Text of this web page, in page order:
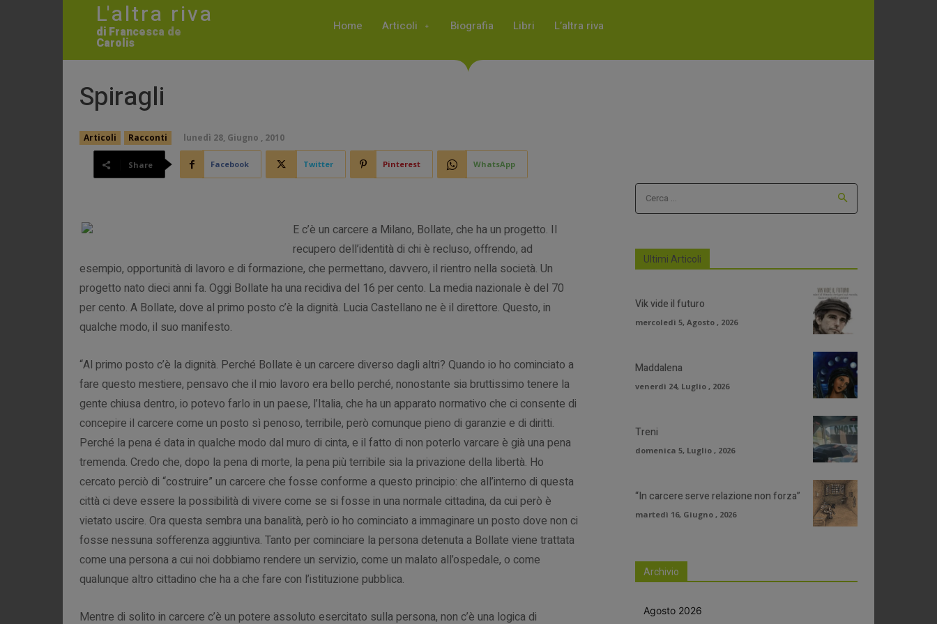
L'altra riva
di Francesca de
Carolis
Home Articoli Biografia Libri L’altra riva
Spiragli
Articoli Racconti lunedì 28, Giugno , 2010
Share Facebook Twitter Pinterest WhatsApp
E c’è un carcere a Milano, Bollate, che ha un progetto. Il
recupero dell’identità di chi è recluso, offrendo, ad
esempio, opportunità di lavoro e di formazione, che permettano, davvero, il rientro nella società. Un
progetto nato dieci anni fa. Oggi Bollate ha una recidiva del 16 per cento. La media nazionale è del 70
per cento. A Bollate, dove al primo posto c’è la dignità. Lucia Castellano ne è il direttore. Questo, in
qualche modo, il suo manifesto.
“Al primo posto c’è la dignità. Perché Bollate è un carcere diverso dagli altri? Quando io ho cominciato a
fare questo mestiere, pensavo che il mio lavoro era bello perché, nonostante sia bruttissimo tenere la
gente chiusa dentro, io potevo farlo in un paese, l’Italia, che ha un apparato normativo che ci consente di
concepire il carcere come un posto sì penoso, terribile, però comunque pieno di garanzie e di diritti.
Perché la pena é data in qualche modo dal muro di cinta, e il fatto di non poterlo varcare è già una pena
tremenda. Credo che, dopo la pena di morte, la pena più terribile sia la privazione della libertà. Ho
cercato perciò di “costruire” un carcere che fosse conforme a questo principio: che all’interno di questa
città ci deve essere la possibilità di vivere come se si fosse in una normale cittadina, da cui però è
vietato uscire. Ora questa sembra una banalità, però io ho cominciato a immaginare un posto dove non ci
fosse nessuna sofferenza aggiuntiva. Tanto per cominciare la persona detenuta a Bollate viene trattata
come una persona a cui noi dobbiamo rendere un servizio, come un malato all’ospedale, o come
qualunque altro cittadino che ha a che fare con l’istituzione pubblica.
Mentre di solito in carcere c’è un potere assoluto esercitato sulla persona, non c’è una logica di
Cerca ...
Ultimi Articoli
Vik vide il futuro
mercoledì 5, Agosto , 2026
Maddalena
venerdì 24, Luglio , 2026
Treni
domenica 5, Luglio , 2026
“In carcere serve relazione non forza”
martedì 16, Giugno , 2026
Archivio
Agosto 2026